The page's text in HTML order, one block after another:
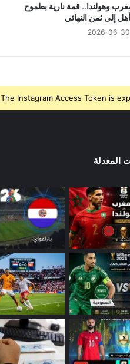
وهولندا.. قمة نارية بطموح
إلى ثمن النهائي
2026-06-30
The Instagram Access Token is
المعدلة